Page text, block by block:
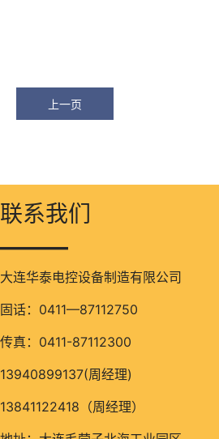
上一页
联系我们
———
大连华泰电控设备制造有限公司
固话：0411—87112750
传真：0411-87112300
13940899137(周经理)
13841122418（周经理）